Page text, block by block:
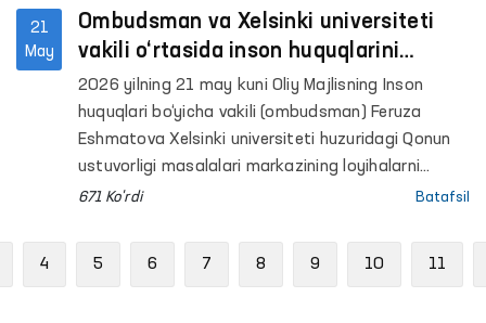
21
May
Ombudsman va Xelsinki universiteti
vakili o‘rtasida inson huquqlarini
himoya qilish sohasidagi hamkorlik
masalalari muhokama qilindi
2026 yilning 21 may kuni Oliy Majlisning Inson
huquqlari bo‘yicha vakili (ombudsman) Feruza
Eshmatova Xelsinki universiteti huzuridagi Qonun
ustuvorligi masalalari markazining loyihalarni
rejalashtirish bo‘yicha mutaxassisi Iida
671 Ko'rdi Batafsil
4 5 6 7 8 9 10 11